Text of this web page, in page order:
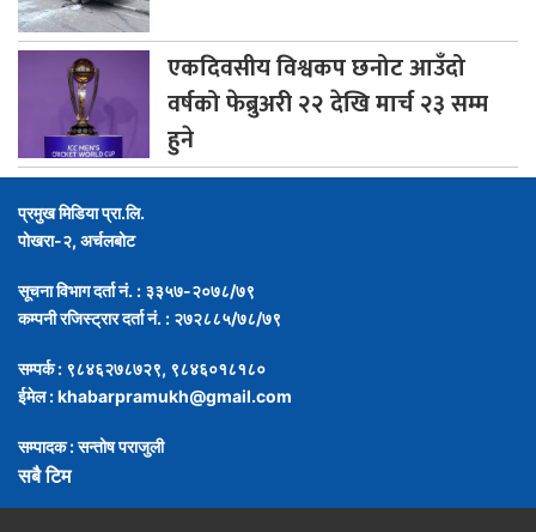
एकदिवसीयविश्वकप छनोट आउँदो
वर्षको फेब्रुअरी २२ देखि मार्च २३ सम्म
हुने
प्रमुख मिडिया प्रा.लि.
पोखरा-२, अर्चलबोट
सूचना विभाग दर्ता नं. : ३३५७-२०७८/७९
कम्पनी रजिस्ट्रार दर्ता नं. : २७२८८५/७८/७९
सम्पर्क : ९८४६२७८७२९, ९८४६०१८१८०
ईमेल :khabarpramukh@gmail.com
सम्पादक : सन्तोष पराजुली
सबै टिम